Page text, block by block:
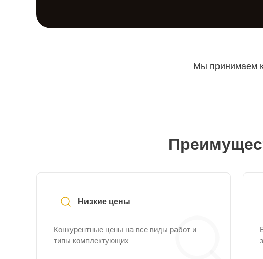
Мы принимаем
Низкие цены
Конкурентные цены на все виды работ и
типы комплектующих